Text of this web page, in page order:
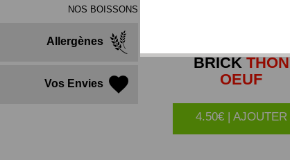
NOS BOISSONS
Allergènes
Vos Envies
BRICKTHON
OEUF
4.50€ | AJOUTER